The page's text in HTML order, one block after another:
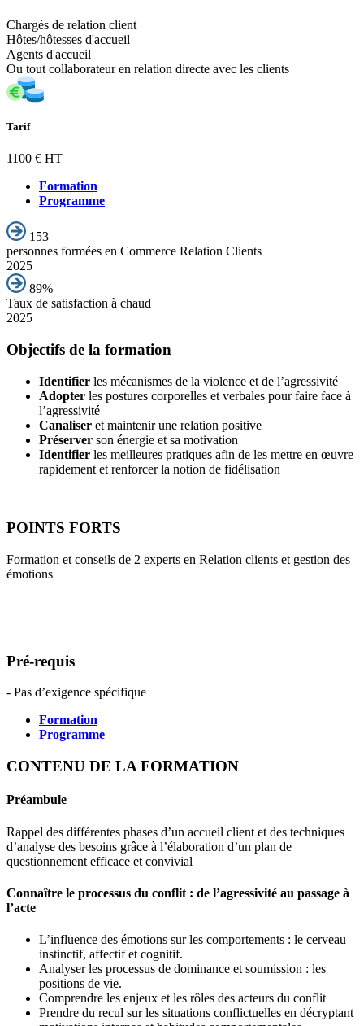
Chargés de relation client
Hôtes/hôtesses d'accueil
Agents d'accueil
Ou tout collaborateur en relation directe avec les clients
Tarif
1100 € HT
Formation
Programme
153
personnes formées en Commerce Relation Clients
2025
89%
Taux de satisfaction à chaud
2025
Objectifs de la formation
Identifier les mécanismes de la violence et de l’agressivité
Adopter les postures corporelles et verbales pour faire face à
l’agressivité
Canaliser et maintenir une relation positive
Préserver son énergie et sa motivation
Identifier les meilleures pratiques afin de les mettre en œuvre
rapidement et renforcer la notion de fidélisation
POINTS FORTS
Formation et conseils de 2 experts en Relation clients et gestion des
émotions
Pré-requis
- Pas d’exigence spécifique
Formation
Programme
CONTENU DE LA FORMATION
Préambule
Rappel des différentes phases d’un accueil client et des techniques
d’analyse des besoins grâce à l’élaboration d’un plan de
questionnement efficace et convivial
Connaître le processus du conflit : de l’agressivité au passage à
l’acte
L’influence des émotions sur les comportements : le cerveau
instinctif, affectif et cognitif.
Analyser les processus de dominance et soumission : les
positions de vie.
Comprendre les enjeux et les rôles des acteurs du conflit
Prendre du recul sur les situations conflictuelles en décryptant